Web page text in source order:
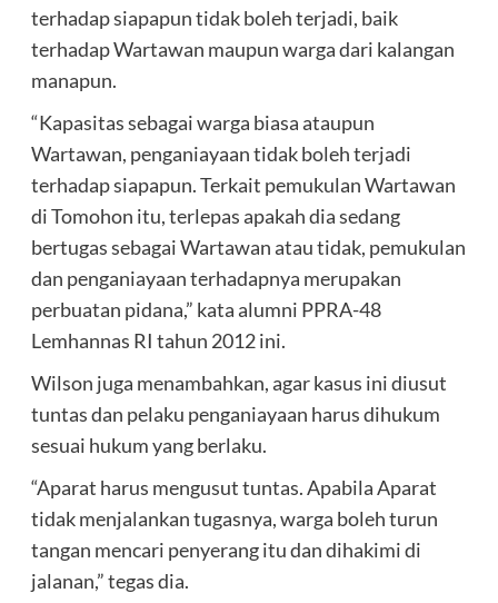
terhadap siapapun tidak boleh terjadi, baik
terhadap Wartawan maupun warga dari kalangan
manapun.
“Kapasitas sebagai warga biasa ataupun
Wartawan, penganiayaan tidak boleh terjadi
terhadap siapapun. Terkait pemukulan Wartawan
di Tomohon itu, terlepas apakah dia sedang
bertugas sebagai Wartawan atau tidak, pemukulan
dan penganiayaan terhadapnya merupakan
perbuatan pidana,” kata alumni PPRA-48
Lemhannas RI tahun 2012 ini.
Wilson juga menambahkan, agar kasus ini diusut
tuntas dan pelaku penganiayaan harus dihukum
sesuai hukum yang berlaku.
“Aparat harus mengusut tuntas. Apabila Aparat
tidak menjalankan tugasnya, warga boleh turun
tangan mencari penyerang itu dan dihakimi di
jalanan,” tegas dia.